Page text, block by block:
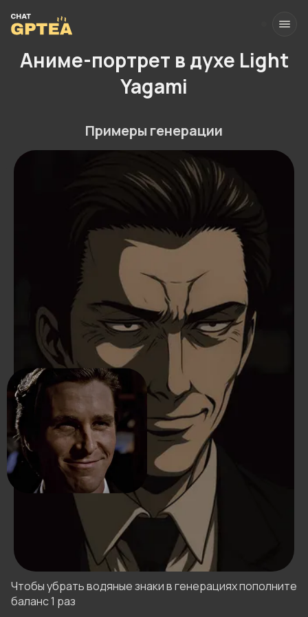
Аниме-портрет в духе Light
Yagami
Примеры генерации
Чтобы убрать водяные знаки в генерациях пополните
баланс 1 раз